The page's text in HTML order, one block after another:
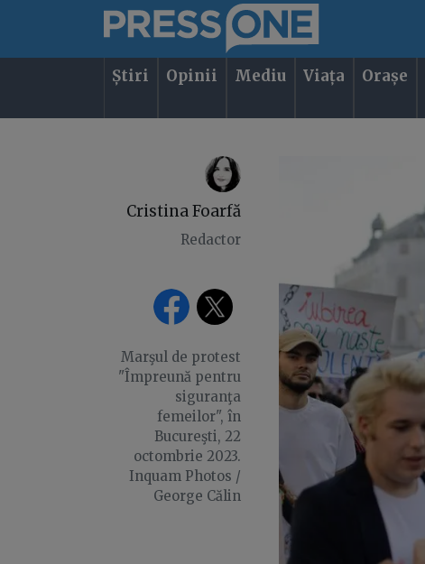
Știri Opinii Mediu Viața Orașe
Cristina Foarfă
Redactor
Marşul de protest
"Împreună pentru
siguranţa
femeilor", în
Bucureşti, 22
octombrie 2023.
Inquam Photos /
George Călin